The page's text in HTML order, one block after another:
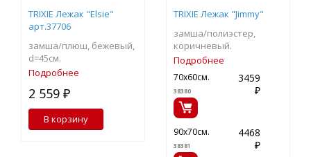
TRIXIE Лежак "Elsie"
арт.37706
замша/плюш, бежевый,
d=45см.
Подробнее
2 559 ₽
В корзину
TRIXIE Лежак "Jimmy"
замша/полиэстер,
коричневый.
Подробнее
70х60см.
38380
3459
₽
90х70см.
38381
4468
₽